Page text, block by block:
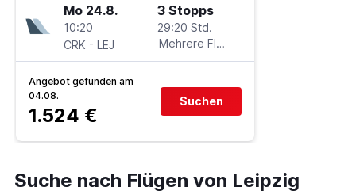
Mo 24.8.
10:20
CRK - LEJ
3 Stopps
29:20 Std.
Mehrere Fluglinien
Angebot gefunden am
04.08.
1.524 €
Suchen
Suche nach Flügen von Leipzig